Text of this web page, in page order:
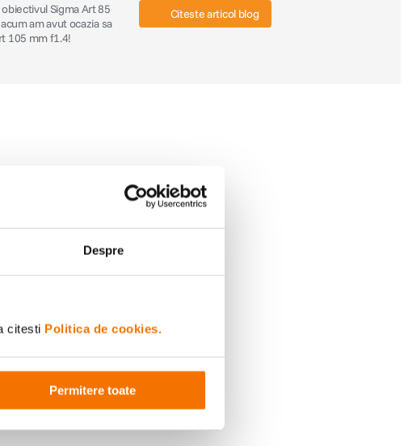
Despre
citesti Politica de cookies.
Permitere toate
Sigma Art 85
am avut ocazia sa
105 mm f1.4!
Citeste articol blog